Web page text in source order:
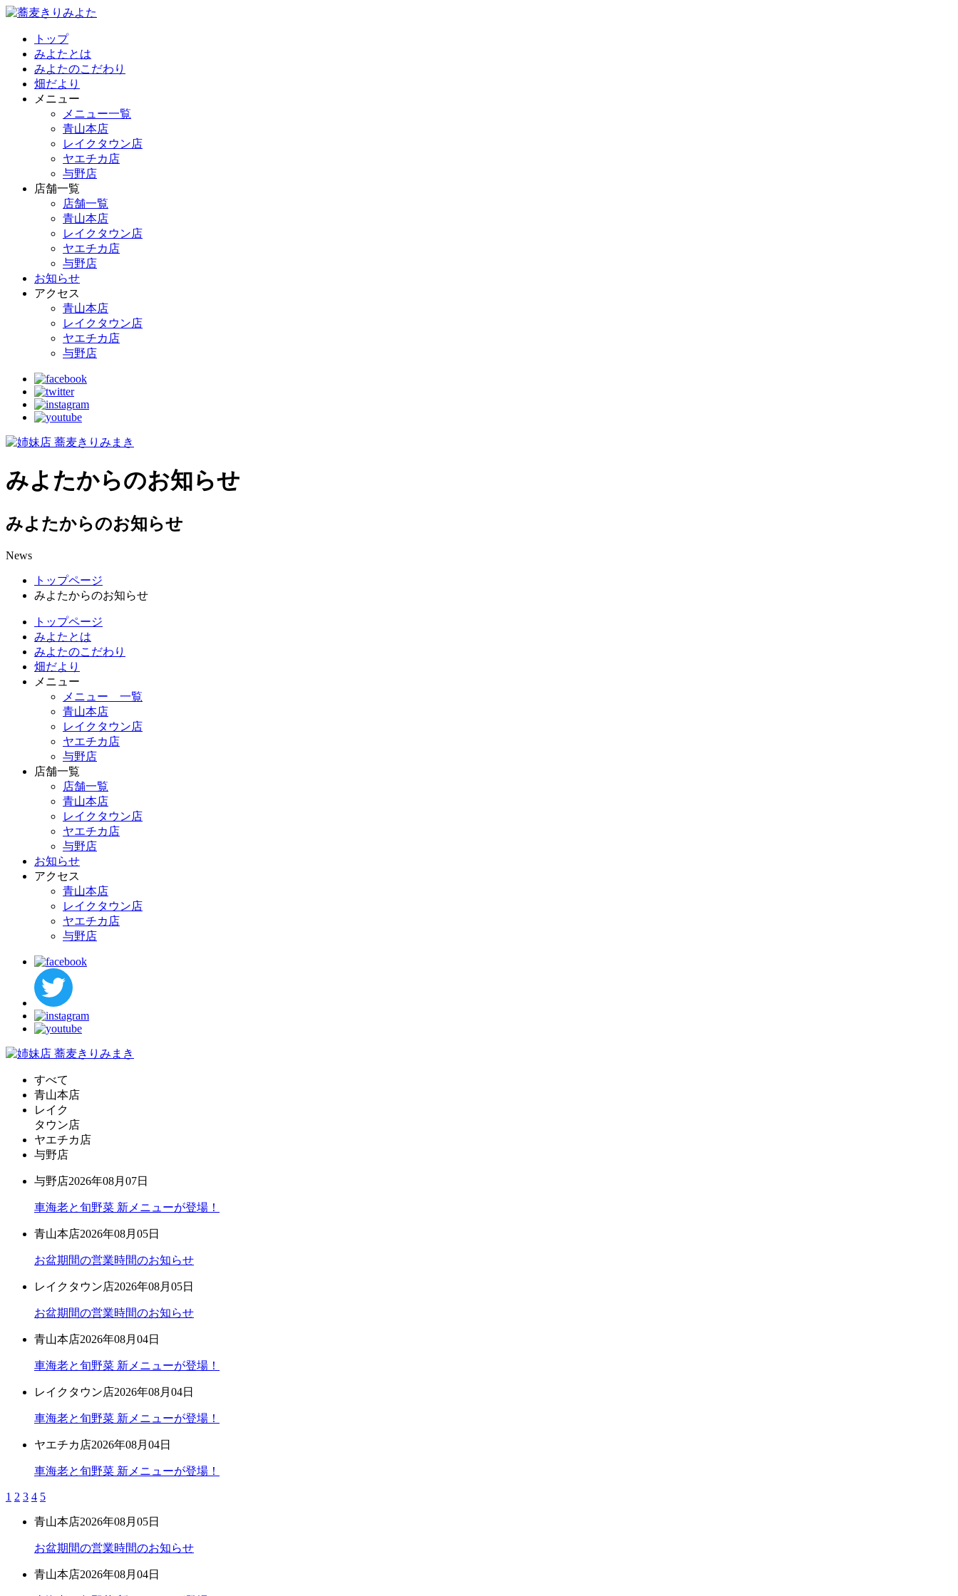
トップ
みよたとは
みよたのこだわり
畑だより
メニュー
メニュー一覧
青山本店
レイクタウン店
ヤエチカ店
与野店
店舗一覧
店舗一覧
青山本店
レイクタウン店
ヤエチカ店
与野店
お知らせ
アクセス
青山本店
レイクタウン店
ヤエチカ店
与野店
みよたからのお知らせ
みよたからのお知らせ
News
トップページ
みよたからのお知らせ
トップページ
みよたとは
みよたのこだわり
畑だより
メニュー
メニュー 一覧
青山本店
レイクタウン店
ヤエチカ店
与野店
店舗一覧
店舗一覧
青山本店
レイクタウン店
ヤエチカ店
与野店
お知らせ
アクセス
青山本店
レイクタウン店
ヤエチカ店
与野店
すべて
青山本店
レイク
タウン店
ヤエチカ店
与野店
与野店2026年08月07日
車海老と旬野菜 新メニューが登場！
青山本店2026年08月05日
お盆期間の営業時間のお知らせ
レイクタウン店2026年08月05日
お盆期間の営業時間のお知らせ
青山本店2026年08月04日
車海老と旬野菜 新メニューが登場！
レイクタウン店2026年08月04日
車海老と旬野菜 新メニューが登場！
ヤエチカ店2026年08月04日
車海老と旬野菜 新メニューが登場！
1 2 3 4 5
青山本店2026年08月05日
お盆期間の営業時間のお知らせ
青山本店2026年08月04日